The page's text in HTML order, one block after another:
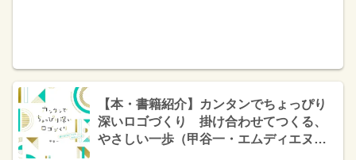
【本・書籍紹介】カンタンでちょっぴり
深いロゴづくり 掛け合わせてつくる、
やさしい一歩（甲谷一・エムディエヌコ